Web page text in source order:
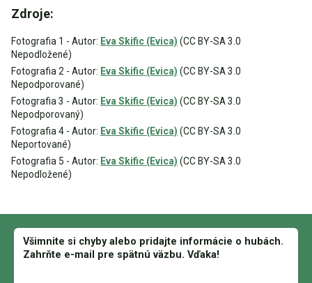
Zdroje:
Fotografia 1 - Autor: Eva Skific (Evica) (CC BY-SA 3.0
Nepodložené)
Fotografia 2 - Autor: Eva Skific (Evica) (CC BY-SA 3.0
Nepodporované)
Fotografia 3 - Autor: Eva Skific (Evica) (CC BY-SA 3.0
Nepodporovaný)
Fotografia 4 - Autor: Eva Skific (Evica) (CC BY-SA 3.0
Neportované)
Fotografia 5 - Autor: Eva Skific (Evica) (CC BY-SA 3.0
Nepodložené)